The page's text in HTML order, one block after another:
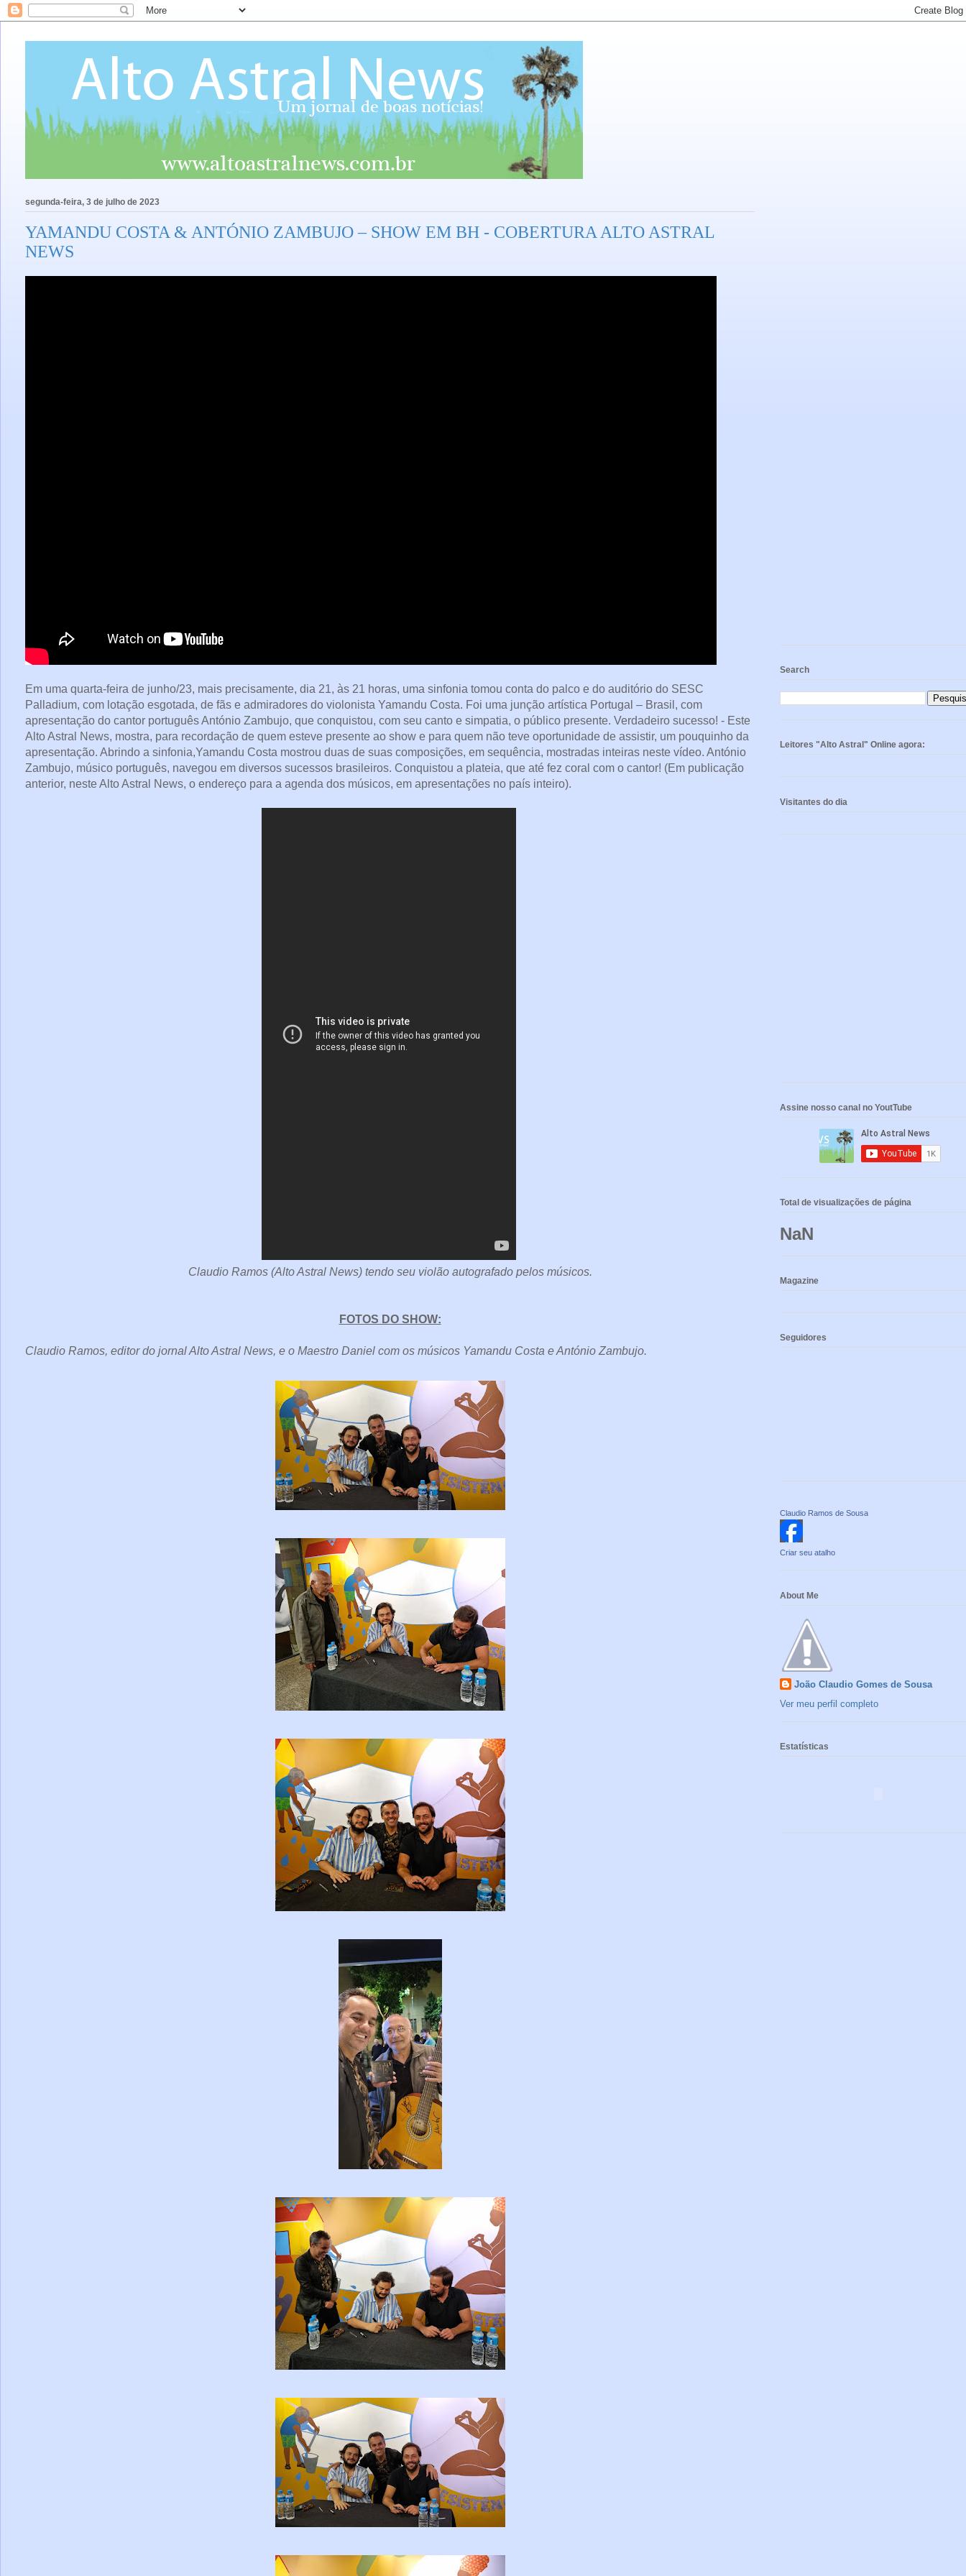
segunda-feira, 3 de julho de 2023
YAMANDU COSTA & ANTÓNIO ZAMBUJO – SHOW EM BH - COBERTURA ALTO ASTRAL
NEWS
Em uma quarta-feira de junho/23, mais precisamente, dia 21, às 21 horas, uma sinfonia tomou conta do palco e do auditório do SESC
Palladium, com lotação esgotada, de fãs e admiradores do violonista Yamandu Costa. Foi uma junção artística Portugal – Brasil, com
apresentação do cantor português António Zambujo, que conquistou, com seu canto e simpatia, o público presente. Verdadeiro sucesso! - Este
Alto Astral News, mostra, para recordação de quem esteve presente ao show e para quem não teve oportunidade de assistir, um pouquinho da
apresentação. Abrindo a sinfonia,Yamandu Costa mostrou duas de suas composições, em sequência, mostradas inteiras neste vídeo. António
Zambujo, músico português, navegou em diversos sucessos brasileiros. Conquistou a plateia, que até fez coral com o cantor! (Em publicação
anterior, neste Alto Astral News, o endereço para a agenda dos músicos, em apresentações no país inteiro).
Claudio Ramos (Alto Astral News) tendo seu violão autografado pelos músicos.
FOTOS DO SHOW:
Claudio Ramos, editor do jornal Alto Astral News, e o Maestro Daniel com os músicos Yamandu Costa e António Zambujo.
Search
Leitores "Alto Astral" Online agora:
Visitantes do dia
Assine nosso canal no YoutTube
Total de visualizações de página
NaN
Magazine
Seguidores
Claudio Ramos de Sousa
Criar seu atalho
About Me
João Claudio Gomes de Sousa
Ver meu perfil completo
Estatísticas